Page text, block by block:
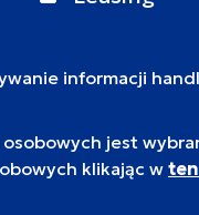
informacji
jest
klikając w